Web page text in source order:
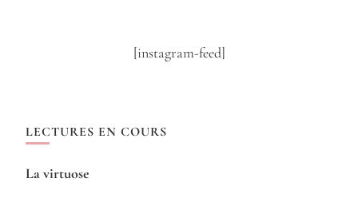
[instagram-feed]
LECTURES EN COURS
La virtuose